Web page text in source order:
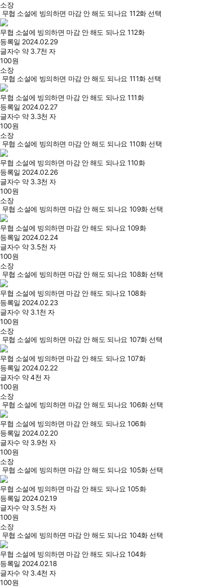
소장
무협 소설에 빙의하면 마감 안 해도 되나요 112화 선택
무협 소설에 빙의하면 마감 안 해도 되나요 112화
등록일 2024.02.29
글자수 약 3.7천 자
100원
소장
무협 소설에 빙의하면 마감 안 해도 되나요 111화 선택
무협 소설에 빙의하면 마감 안 해도 되나요 111화
등록일 2024.02.27
글자수 약 3.3천 자
100원
소장
무협 소설에 빙의하면 마감 안 해도 되나요 110화 선택
무협 소설에 빙의하면 마감 안 해도 되나요 110화
등록일 2024.02.26
글자수 약 3.3천 자
100원
소장
무협 소설에 빙의하면 마감 안 해도 되나요 109화 선택
무협 소설에 빙의하면 마감 안 해도 되나요 109화
등록일 2024.02.24
글자수 약 3.5천 자
100원
소장
무협 소설에 빙의하면 마감 안 해도 되나요 108화 선택
무협 소설에 빙의하면 마감 안 해도 되나요 108화
등록일 2024.02.23
글자수 약 3.1천 자
100원
소장
무협 소설에 빙의하면 마감 안 해도 되나요 107화 선택
무협 소설에 빙의하면 마감 안 해도 되나요 107화
등록일 2024.02.22
글자수 약 4천 자
100원
소장
무협 소설에 빙의하면 마감 안 해도 되나요 106화 선택
무협 소설에 빙의하면 마감 안 해도 되나요 106화
등록일 2024.02.20
글자수 약 3.9천 자
100원
소장
무협 소설에 빙의하면 마감 안 해도 되나요 105화 선택
무협 소설에 빙의하면 마감 안 해도 되나요 105화
등록일 2024.02.19
글자수 약 3.5천 자
100원
소장
무협 소설에 빙의하면 마감 안 해도 되나요 104화 선택
무협 소설에 빙의하면 마감 안 해도 되나요 104화
등록일 2024.02.18
글자수 약 3.4천 자
100원